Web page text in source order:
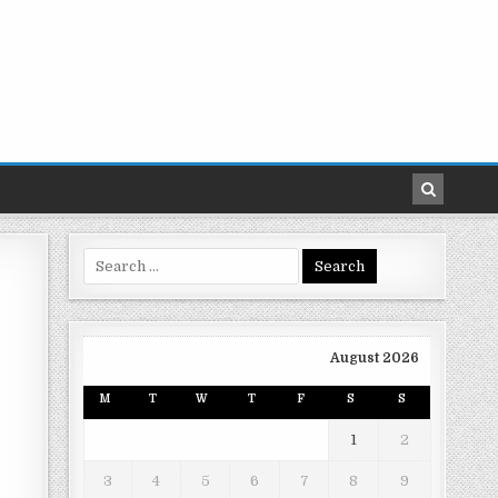
Search
for:
August 2026
M T W T F S S
1 2
3 4 5 6 7 8 9